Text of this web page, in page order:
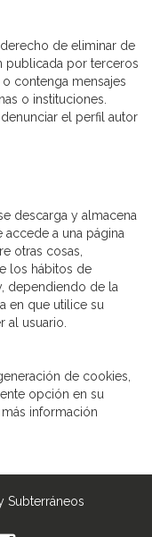
de eliminar de
publicada por terceros
contenga mensajes
o instituciones.
el perfil autor
descarga y almacena
a una página
otras cosas,
los hábitos de
dependiendo de la
en que utilice su
al usuario.
de cookies,
opción en su
información
Subterráneos